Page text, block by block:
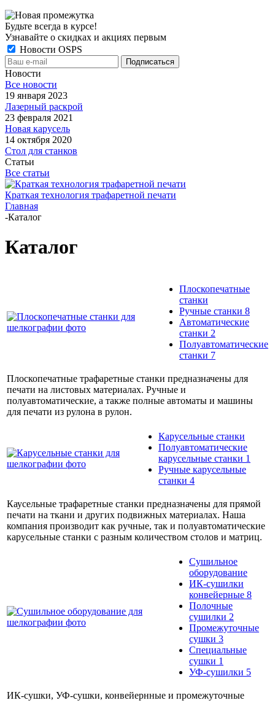
Будьте всегда в курсе!
Узнавайте о скидках и акциях первым
Новости OSPS
Новости
Все новости
19 января 2023
Лазерный раскрой
23 февраля 2021
Новая карусель
14 октября 2020
Стол для станков
Статьи
Все статьи
Краткая технология трафаретной печати
Главная
-Каталог
Каталог
Плоскопечатные
станки
Ручные станки 8
Автоматические
станки 2
Полуавтоматические
станки 7
Плоскопечатные трафаретные станки предназначены для
печати на листовых материалах. Ручные и
полуавтоматические, а также полные автоматы и машины
для печати из рулона в рулон.
Карусельные станки
Полуавтоматические
карусельные станки 1
Ручные карусельные
станки 4
Каусельные трафаретные станки предназначены для прямой
печати на ткани и других подвижных материалах. Наша
компания производит как ручные, так и полуавтоматические
карусельные станки с разным количеством столов и матриц.
Сушильное
оборудование
ИК-сушилки
конвейерные 8
Полочные
сушилки 2
Промежуточные
сушки 3
Специальные
сушки 1
УФ-сушилки 5
ИК-сушки, УФ-сушки, конвейернные и промежуточные